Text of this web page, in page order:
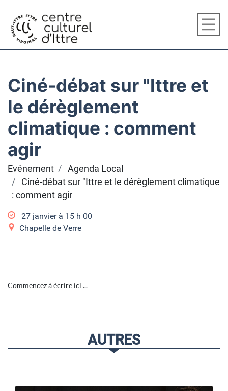
Ciné-débat sur "Ittre et
le dérèglement
climatique : comment
agir
Evénement
Agenda Local
Ciné-débat sur "Ittre et le dérèglement climatique
: comment agir
27 janvier à 15 h 00
Chapelle de Verre
Commencez à écrire ici ...
AUTRES